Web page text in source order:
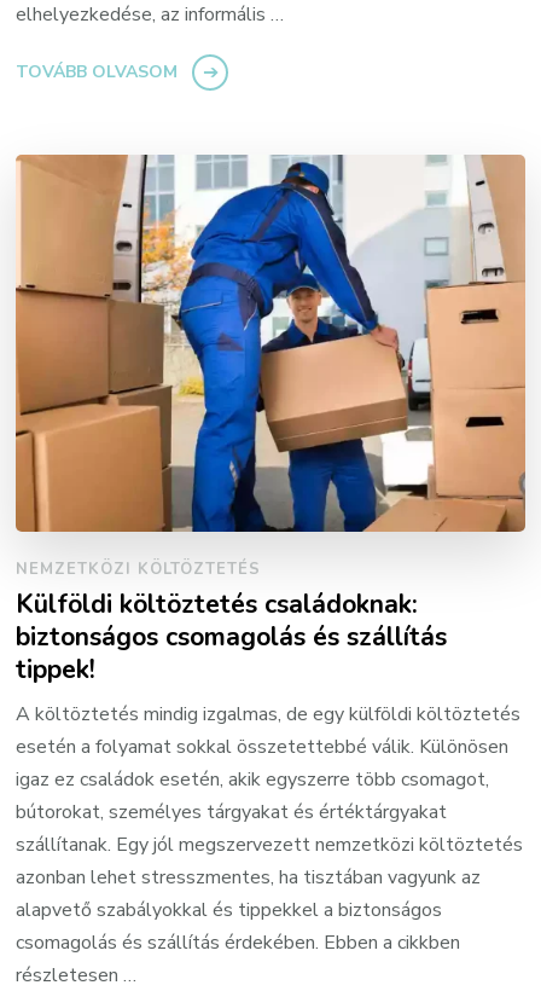
elhelyezkedése, az informális …
TOVÁBB OLVASOM
NEMZETKÖZI KÖLTÖZTETÉS
Külföldi költöztetés családoknak:
biztonságos csomagolás és szállítás
tippek!
A költöztetés mindig izgalmas, de egy külföldi költöztetés
esetén a folyamat sokkal összetettebbé válik. Különösen
igaz ez családok esetén, akik egyszerre több csomagot,
bútorokat, személyes tárgyakat és értéktárgyakat
szállítanak. Egy jól megszervezett nemzetközi költöztetés
azonban lehet stresszmentes, ha tisztában vagyunk az
alapvető szabályokkal és tippekkel a biztonságos
csomagolás és szállítás érdekében. Ebben a cikkben
részletesen …